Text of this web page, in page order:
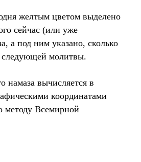
желтым цветом выделено
сейчас (или уже
а под ним указано, сколько
следующей молитвы.
намаза вычисляется в
координатами
методу Всемирной